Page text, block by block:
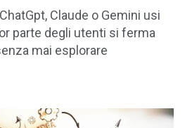
Claude o Gemini usi
parte degli utenti si ferma
mai esplorare